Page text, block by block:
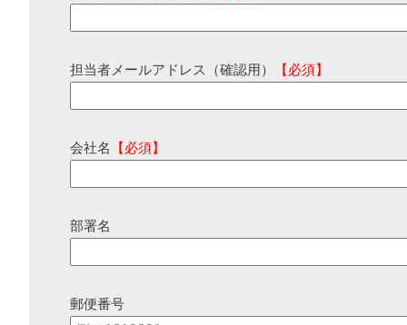
担当者メールアドレス（確認用） 【必須】
会社名 【必須】
部署名
郵便番号